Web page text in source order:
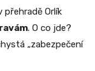
Orlík
. O co jde?
„zabezpečení